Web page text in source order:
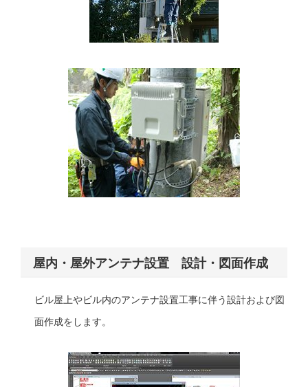
屋内・屋外アンテナ設置 設計・図面作成
ビル屋上やビル内のアンテナ設置工事に伴う設計および図
面作成をします。